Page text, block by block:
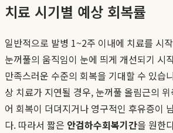
치료 시기별 예상 회복률
일반적으로 발병 1~2주 이내에 치료를 시
눈꺼풀의 움직임이 눈에 띄게 개선되기 시
만족스러운 수준의 회복을 기대할 수 있습
상 치료가 지연될 경우, 눈꺼풀 올림근의
어 회복이 더뎌지거나 영구적인 후유증이
다. 따라서 짧은 안검하수회복기간을 원한